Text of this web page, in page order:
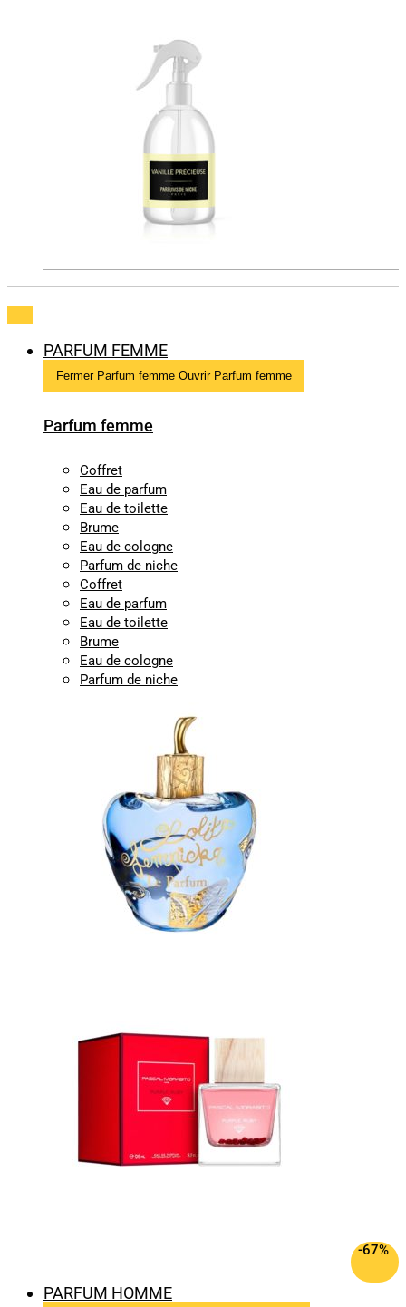
PARFUM FEMME
Fermer Parfum femme Ouvrir Parfum femme
Parfum femme
Coffret
Eau de parfum
Eau de toilette
Brume
Eau de cologne
Parfum de niche
Coffret
Eau de parfum
Eau de toilette
Brume
Eau de cologne
Parfum de niche
-67%
PARFUM HOMME